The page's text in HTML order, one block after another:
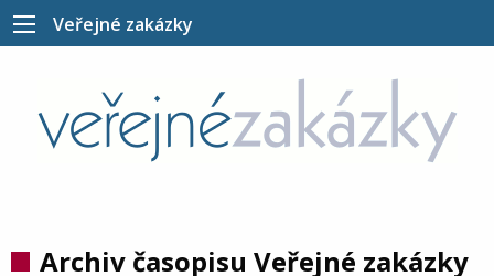
Veřejné zakázky
Archiv časopisu Veřejné zakázky